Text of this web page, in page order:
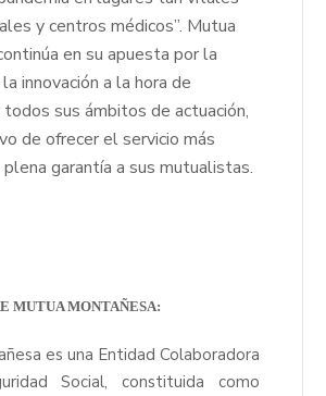
y centros médicos”. Mutua
en su apuesta por la
innovación a la hora de
sus ámbitos de actuación,
de ofrecer el servicio más
plena garantía a sus mutualistas.
MUTUA MONTAÑESA:
es una Entidad Colaboradora
Social, constituida como